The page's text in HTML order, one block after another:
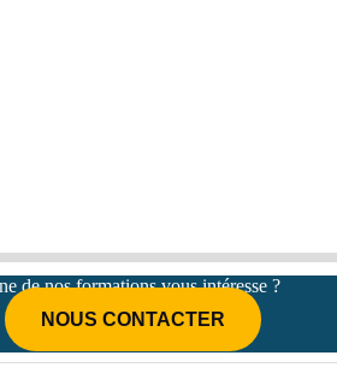
de nos formations vous intéresse ?
NOUS CONTACTER